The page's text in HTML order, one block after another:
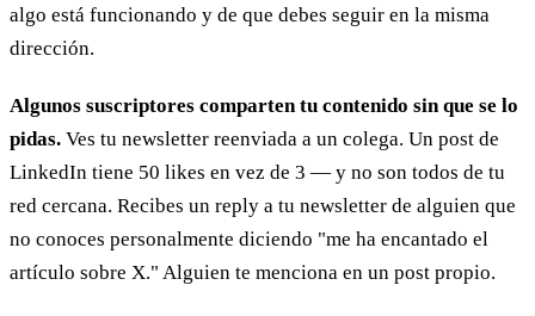
algo está funcionando y de que debes seguir en la misma
dirección.
Algunos suscriptores comparten tu contenido sin que se lo
pidas. Ves tu newsletter reenviada a un colega. Un post de
LinkedIn tiene 50 likes en vez de 3 — y no son todos de tu
red cercana. Recibes un reply a tu newsletter de alguien que
no conoces personalmente diciendo "me ha encantado el
artículo sobre X." Alguien te menciona en un post propio.